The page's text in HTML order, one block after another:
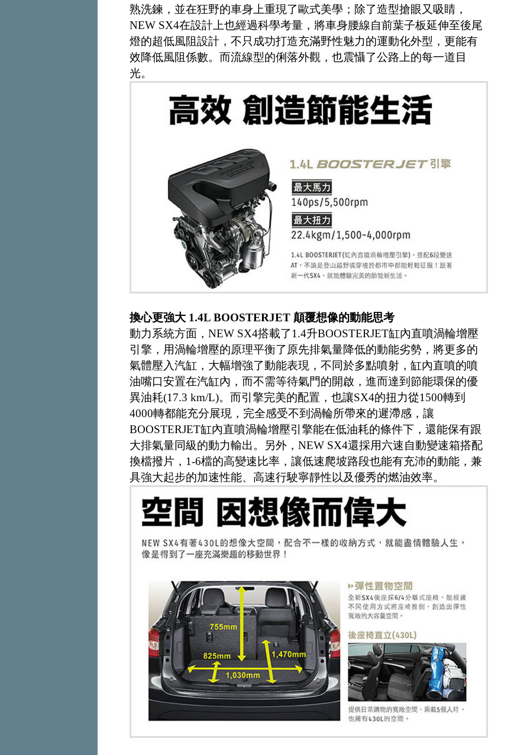
熟洗鍊，並在狂野的車身上重現了歐式美學；除了造型搶眼又吸睛，
NEW SX4在設計上也經過科學考量，將車身腰線自前葉子板延伸至後尾
燈的超低風阻設計，不只成功打造充滿野性魅力的運動化外型，更能有
效降低風阻係數。而流線型的俐落外觀，也震懾了公路上的每一道目
光。
換心更強大 1.4L BOOSTERJET 顛覆想像的動能思考
動力系統方面，NEW SX4搭載了1.4升BOOSTERJET缸內直噴渦輪增壓
引擎，用渦輪增壓的原理平衡了原先排氣量降低的動能劣勢，將更多的
氣體壓入汽缸，大幅增強了動能表現，不同於多點噴射，缸內直噴的噴
油嘴口安置在汽缸內，而不需等待氣門的開啟，進而達到節能環保的優
異油耗(17.3 km/L)。而引擎完美的配置，也讓SX4的扭力從1500轉到
4000轉都能充分展現，完全感受不到渦輪所帶來的遲滯感，讓
BOOSTERJET缸內直噴渦輪增壓引擎能在低油耗的條件下，還能保有跟
大排氣量同級的動力輸出。另外，NEW SX4還採用六速自動變速箱搭配
換檔撥片，1-6檔的高變速比率，讓低速爬坡路段也能有充沛的動能，兼
具強大起步的加速性能、高速行駛寧靜性以及優秀的燃油效率。